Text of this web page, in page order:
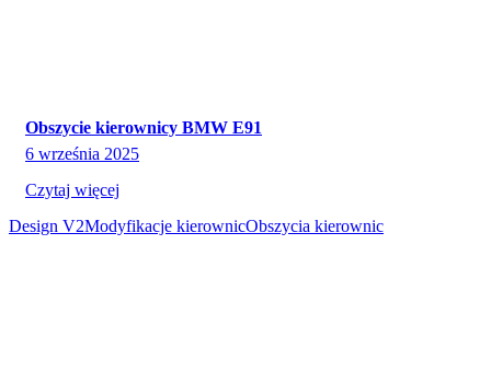
Obszycie kierownicy BMW E91
6 września 2025
Czytaj więcej
Design V2Modyfikacje kierownicObszycia kierownic